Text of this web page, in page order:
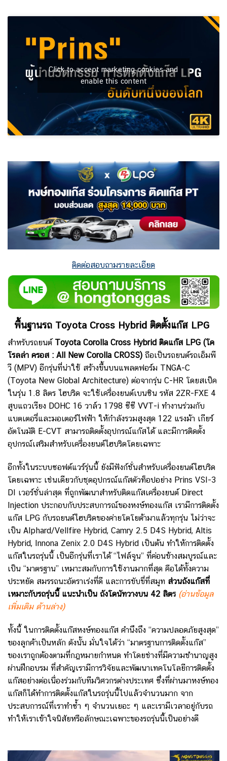
Click to accept marketing cookies and
enable this content
ติดต่อสอบถามรายละเอียด
พื้นฐานรถ Toyota Cross Hybrid ติดตั้งแก๊ส LPG
สำหรับรถยนต์ Toyota Corolla Cross Hybrid ติดแก๊ส LPG (โค
โรลล่า ครอส : All New Corolla CROSS) ถือเป็นรถยนต์รถเอ็มพี
วี (MPV) อีกรุ่นที่น่าใช้ สร้างขึ้นบนแพลตฟอร์ม TNGA-C
(Toyota New Global Architecture) ต่อจากรุ่น C-HR โดยสเป็ค
ในรุ่น 1.8 ลิตร ไฮบริด จะใช้เครื่องยนต์เบนซิน รหัส 2ZR-FXE 4
สูบแถวเรียง DOHC 16 วาล์ว 1798 ซีซี VVT-i ทำงานร่วมกับ
แบตเตอรี่และมอเตอร์ไฟฟ้า ให้กำลังรวมสูงสุด 122 แรงม้า เกียร์
อัตโนมัติ E-CVT สามารถติดตั้งอุปกรณ์แก๊สได้ และมีการติดตั้ง
อุปกรณ์เสริมสำหรับเครื่องยนต์ไฮบริดโดยเฉพาะ
อีกทั้งในระบบซอฟต์แวร์รุ่นนี้ ยังมีฟังก์ชั่นสำหรับเครื่องยนต์ไฮบริด
โดยเฉพาะ เช่นเดียวกับชุดอุปกรณ์แก๊สตัวท็อปอย่าง Prins VSI-3
DI เวอร์ชั่นล่าสุด ที่ถูกพัฒนาสำหรับติดแก๊สเครื่องยนต์ Direct
Injection ประกอบกับประสบการณ์ของหงษ์ทองแก๊ส เรามีการติดตั้ง
แก๊ส LPG กับรถยนต์ไฮบริดของค่ายโตโยต้ามาแล้วทุกรุ่น ไม่ว่าจะ
เป็น Alphard/Vellfire Hybrid, Camry 2.5 D4S Hybrid, Altis
Hybrid, Innona Zenix 2.0 D4S Hybrid เป็นต้น ทำให้การติดตั้ง
แก๊สในรถรุ่นนี้ เป็นอีกรุ่นที่เราได้ “ไฟล์จูน” ที่ค่อนข้างสมบูรณ์และ
เป็น “มาตรฐาน” เหมาะสมกับการใช้งานมากที่สุด คือได้ทั้งความ
ประหยัด สมรรถนะอัตราเร่งที่ดี และการขับขี่ที่สมูท ส่วนถังแก๊สที่
เหมาะกับรถรุ่นนี้ แนะนำเป็น ถังโดนัทวางบน 42 ลิตร (อ่านข้อมูล
เพิ่มเติม ด้านล่าง)
ทั้งนี้ ในการติดตั้งแก๊สหงษ์ทองแก๊ส คำนึงถึง “ความปลอดภัยสูงสุด”
ของลูกค้าเป็นหลัก ดังนั้น มั่นใจได้ว่า “มาตรฐานการติดตั้งแก๊ส”
ของเราถูกต้องตามที่กฎหมายกำหนด ทำโดยช่างที่มีความชำนาญสูง
ผ่านฝึกอบรม ที่สำคัญเรามีการวิจัยและพัฒนาเทคโนโลยีการติดตั้ง
แก๊สอย่างต่อเนื่องร่วมกับทีมวิศวกรต่างประเทศ ซึ่งที่ผ่านมาหงษ์ทอง
แก๊สก็ได้ทำการติดตั้งแก๊สในรถรุ่นนี้ไปแล้วจำนวนมาก จาก
ประสบการณ์ที่เราทำซ้ำ ๆ จำนวนเยอะ ๆ และเรามีเวลาอยู่กับรถ
ทำให้เราเข้าใจนิสัยหรือลักษณะเฉพาะของรถรุ่นนี้เป็นอย่างดี